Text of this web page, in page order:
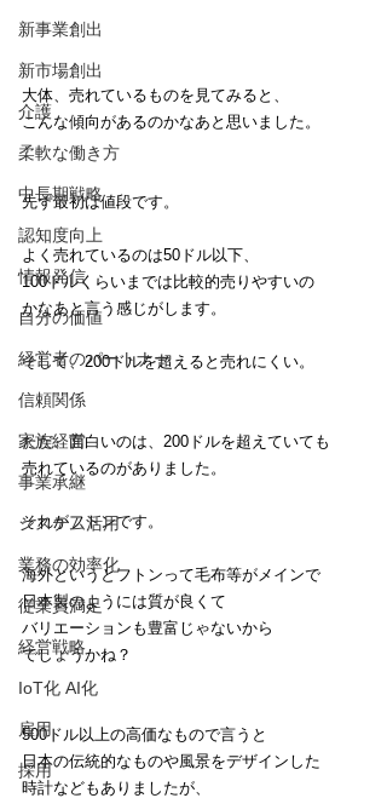
新事業創出
新市場創出
介護
柔軟な働き方
中長期戦略
認知度向上
情報発信
自分の価値
経営者のパートナー
信頼関係
家族経営
事業承継
システム活用
業務の効率化
従業員満足
経営戦略
IoT化 AI化
雇用
採用
大体、売れているものを見てみると、
こんな傾向があるのかなあと思いました。
先ず最初は値段です。
よく売れているのは50ドル以下、
100ドルくらいまでは比較的売りやすいの
かなあと言う感じがします。
そして、200ドルを超えると売れにくい。
ただ、面白いのは、200ドルを超えていても
売れているのがありました。
それがフトンです。
海外というとフトンって毛布等がメインで
日本製のようには質が良くて
バリエーションも豊富じゃないから
でしょうかね？
500ドル以上の高価なもので言うと
日本の伝統的なものや風景をデザインした
時計などもありましたが、